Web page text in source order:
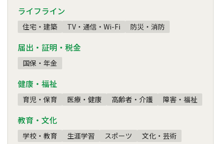
ライフライン
住宅・建築 TV・通信・Wi-Fi 防災・消防
届出・証明・税金
国保・年金
健康・福祉
育児・保育 医療・健康 高齢者・介護 障害・福祉
教育・文化
学校・教育 生涯学習 スポーツ 文化・芸術